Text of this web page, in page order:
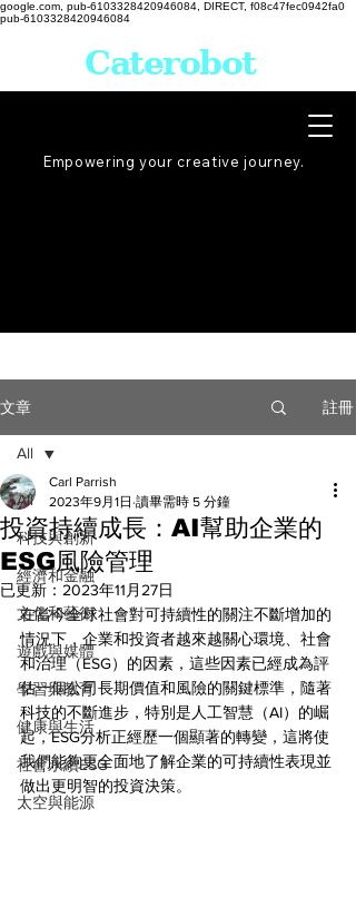
google.com, pub-6103328420946084, DIRECT, f08c47fec0942fa0
pub-6103328420946084
Empowering your creative journey.
Caterobot
文章 註冊
All
科技與創新
經濟和金融
文化和藝術
遊戲與媒體
學習與教育
健康與生活
社會永續ESG
太空與能源
All
投資持續成長：AI幫助企業的
ESG風險管理
Carl Parrish
2023年9月1日 讀畢需時 5 分鐘
已更新： 2023年11月27日
在當今全球社會對可持續性的關注不斷增加的
情況下，企業和投資者越來越關心環境、社會
和治理（ESG）的因素，這些因素已經成為評
估一個公司長期價值和風險的關鍵標準，隨著
科技的不斷進步，特別是人工智慧（AI）的崛
起，ESG分析正經歷一個顯著的轉變，這將使
我們能夠更全面地了解企業的可持續性表現並
做出更明智的投資決策。